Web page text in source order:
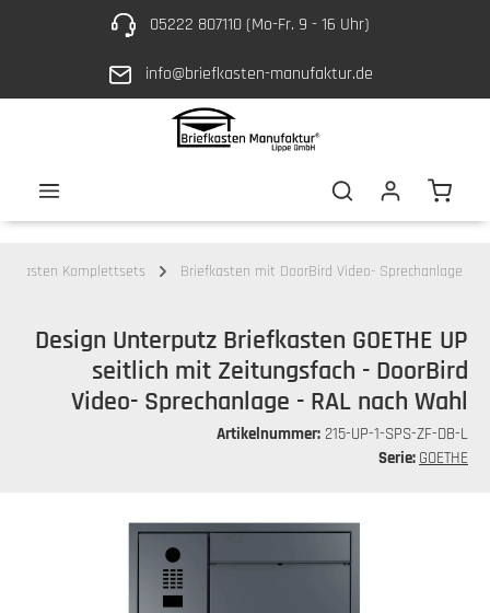
Zum Hauptinhalt springen05222 807110 (Mo-Fr. 9 - 16 Uhr)
info@briefkasten-manufaktur.de
Komplettsets Briefkasten mit DoorBird Video- Sprechanlage
Design Unterputz Briefkasten GOETHE UP
seitlich mit Zeitungsfach - DoorBird
Video- Sprechanlage - RAL nach Wahl
Artikelnummer: 215-UP-1-SPS-ZF-DB-L
Serie: GOETHE
Bildergalerie überspringen